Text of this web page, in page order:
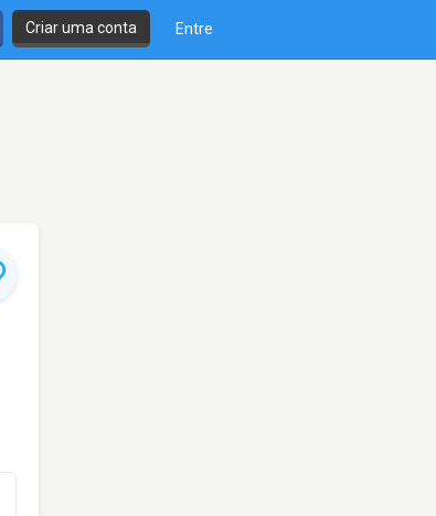
Criar uma conta Entre